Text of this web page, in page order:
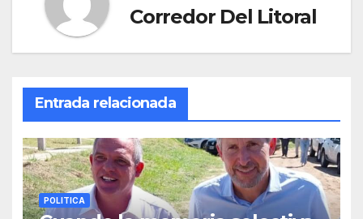
Corredor Del Litoral
Entrada relacionada
POLITICA